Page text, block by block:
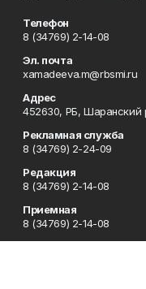
Телефон
8 (34769) 2-14-08
Эл. почта
xamadeeva.m@rbsmi.ru
Адрес
452630, РБ, Шаранский
Рекламная служба
8 (34769) 2-24-09
Редакция
8 (34769) 2-14-08
Приемная
8 (34769) 2-14-08